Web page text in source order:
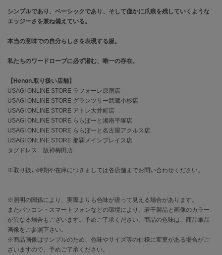
エイミー イストワール
emmi
emmi atelier
エミ アトリエ
emmi yoga
ETRÉ TOKYO
エトレトウキョウ
FILA
フィラ
FRAY I.D
シンプルであり、ベーシックであり、そして僅かに爪痕を残していくような
エッジーさを兼ね備えている。
本当の意味での自分らしさを表現する服。
私たちのワードローブに必ず潜む、唯一の存在。
【Henon.取り扱い店舗】
USAGI ONLINE STORE ラフォーレ原宿店
USAGI ONLINE STORE グランツリー武蔵小杉店
USAGI ONLINE STORE アトレ大井町店
USAGI ONLINE STORE ららぽーと湘南平塚店
USAGI ONLINE STORE ららぽーと名古屋アクルス店
USAGI ONLINE STORE 那覇メインプレイス店
タグドレス 阪神梅田店
※取り扱い時期や在庫につきましては各店舗までお問い合わせください。
※照明の関係により、実際よりも色味が違って見える場合があります。
またパソコン・スマートフォンなどの環境により、若干製品と画像のカラー
が異なる場合もございます。予めご了承ください。商品の色味は、商品単品
画像をご参照下さい。
※商品画像はサンプルのため、色味やサイズ等の仕様に変更がある場合がご
ざいますので、予めご了承ください。